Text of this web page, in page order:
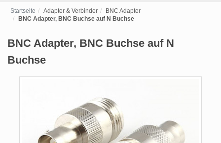
Startseite Adapter & Verbinder
BNC Adapter
BNC Adapter, BNC Buchse auf N Buchse
BNC Adapter, BNC Buchse auf N
Buchse